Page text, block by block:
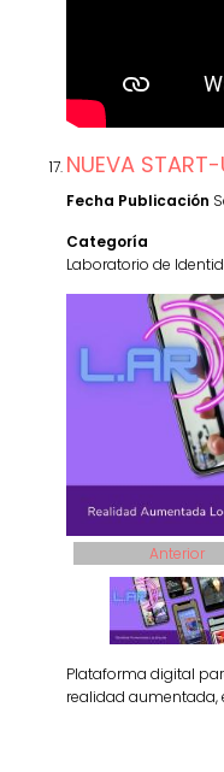
NUEVA START-
Fecha Publicación
Categoría
Laboratorio de
Anterior
Plataforma digital
realidad aumentada,